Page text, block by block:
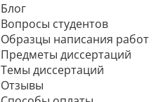
Блог
Вопросы студентов
Образцы написания работ
Предметы диссертаций
Темы диссертаций
Отзывы